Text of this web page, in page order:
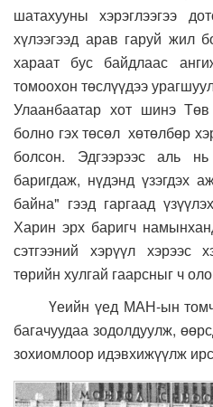
шатахууны хэрэглээгээ
хүлээгээд арав гаруй жил
хараат бус байдлаас
томоохон төслүүдээ
Улаанбаатар хот шинэ Төв
болно гэх төсөл хөтөлбөр
болсон. Эдгээрээс аль
баригдаж, нүдэнд үзэгдэх
байна" гээд гаргаад
Харин эрх баригч
сэтгээний хэрүүл хэрээс
төрийн хулгай гаарсныг ч
Үеийн үед МАН-ын
багачуудаа зодолдуулж,
зохиомлоор идэвхижүүлж